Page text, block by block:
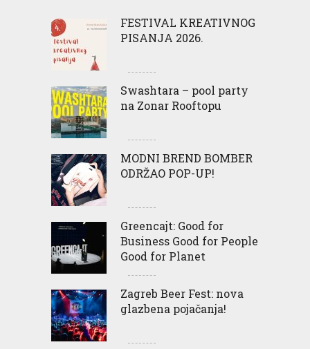
FESTIVAL KREATIVNOG
PISANJA 2026.
Swashtara – pool party
na Zonar Rooftopu
MODNI BREND BOMBER
ODRŽAO POP-UP!
Greencajt: Good for
Business Good for People
Good for Planet
Zagreb Beer Fest: nova
glazbena pojačanja!